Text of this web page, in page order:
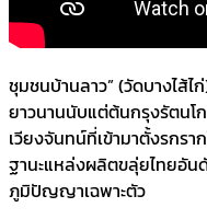
ชุมชนบ้านลาว” (วัดบางไส้
ยาวนานนับแต่ต้นกรุงรัตน
เวียงจันทน์ที่เข้ามาตั้งรกร
ฐานะแหล่งผลิตขลุ่ยไทยอัน
ภูมิปัญญาเฉพาะตัว